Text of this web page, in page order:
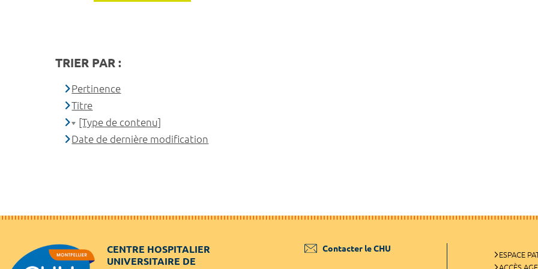
TRIER PAR :
Pertinence
Titre
[Type de contenu]
Date de dernière modification
CENTRE HOSPITALIER
UNIVERSITAIRE DE
Contacter le CHU
ESPACE
ACCÈS